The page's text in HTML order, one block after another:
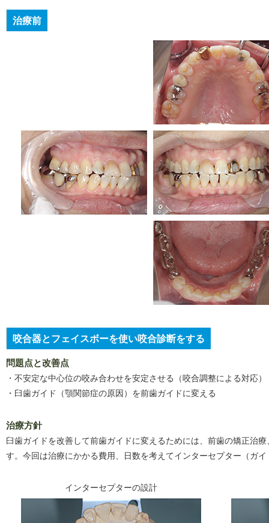
治療前
咬合器とフェイスボーを使い咬合診断をする
問題点と改善点
・不安定な中心位の咬み合わせを安定させる（咬合調整による対応）
・臼歯ガイド（顎関節症の原因）を前歯ガイドに変える
治療方針
臼歯ガイドを改善して前歯ガイドに変えるためには、前歯の矯正治
す。今回は治療にかかる費用、日数を考えてインターセプター（ガ
インターセプターの設計